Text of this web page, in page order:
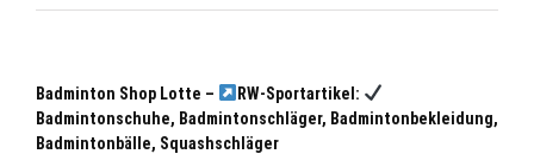
Badminton Shop Lotte –
RW-Sportartikel:
Badmintonschuhe, Badmintonschläger, Badmintonbekleidung,
Badmintonbälle, Squashschläger